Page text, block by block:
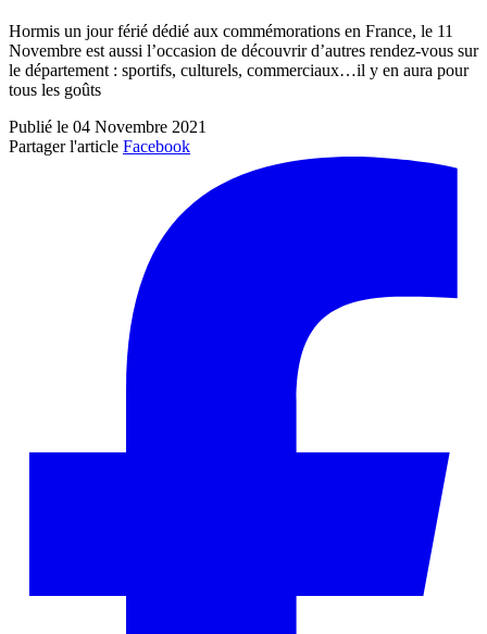
Hormis un jour férié dédié aux commémorations en France, le 11
Novembre est aussi l’occasion de découvrir d’autres rendez-vous sur
le département : sportifs, culturels, commerciaux…il y en aura pour
tous les goûts
Publié le 04 Novembre 2021
Partager l'article Facebook